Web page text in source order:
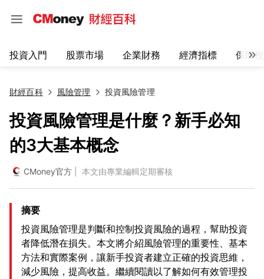
投資入門 股票市場 企業財務 經濟指標 保險
財經百科 風險管理 投資風險管理
投資風險管理是什麼？新手必知
的3大基本概念
CMoney官方 | 本文由專業編輯定期審核
摘要
投資風險管理是判斷和控制投資風險的過程，幫助投資
者降低潛在損失。本文將介紹風險管理的重要性、基本
方法和實際案例，讓新手投資者建立正確的投資思維，
減少風險，提高收益。繼續閱讀以了解如何有效管理投